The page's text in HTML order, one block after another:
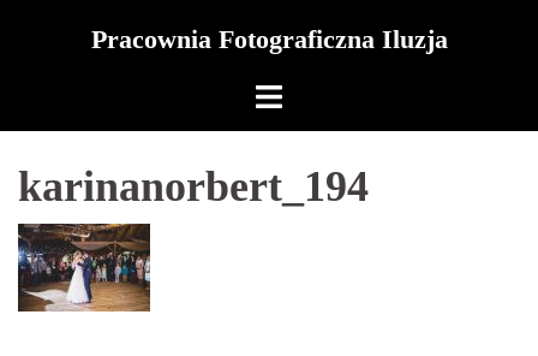
Pracownia Fotograficzna Iluzja
karinanorbert_194